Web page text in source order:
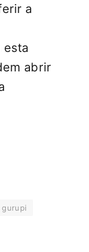
a
esta
abrir
gurupi